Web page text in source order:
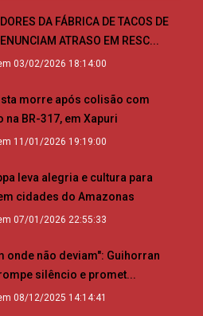
DA FÁBRICA DE TACOS DE
ATRASO EM RESC...
03/02/2026 18:14:00
morre após colisão com
na BR-317, em Xapuri
11/01/2026 19:19:00
leva alegria e cultura para
cidades do Amazonas
07/01/2026 22:55:33
onde não deviam": Guihorran
silêncio e promet...
08/12/2025 14:14:41